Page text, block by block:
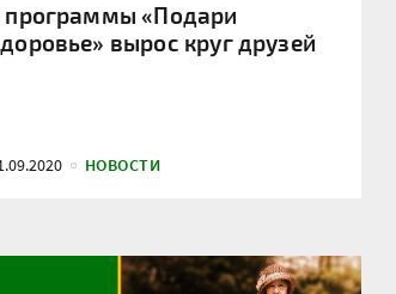
программы «Подари
вырос круг друзей
НОВОСТИ